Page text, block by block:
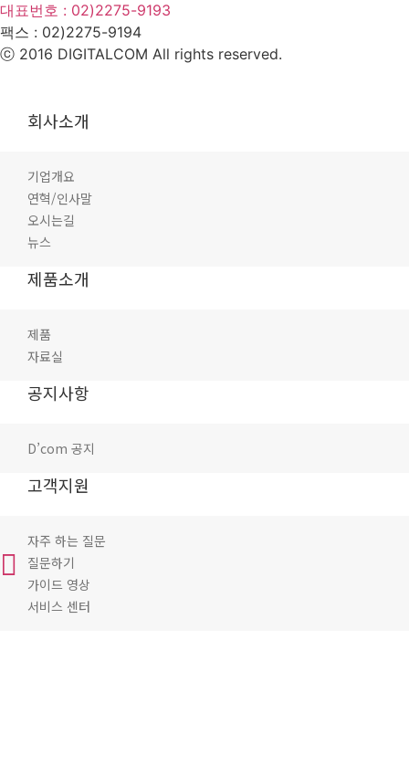
대표번호 : 02)2275-9193
팩스 : 02)2275-9194​
ⓒ 2016 DIGITALCOM All rights reserved.
회사소개
기업개요
연혁/인사말
오시는길
뉴스
제품소개
제품
자료실
공지사항
D’com 공지
고객지원
자주 하는 질문
질문하기
가이드 영상
서비스 센터